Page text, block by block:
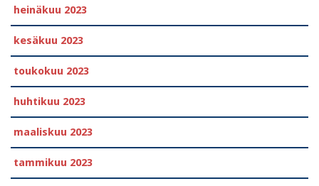
heinäkuu 2023
kesäkuu 2023
toukokuu 2023
huhtikuu 2023
maaliskuu 2023
tammikuu 2023